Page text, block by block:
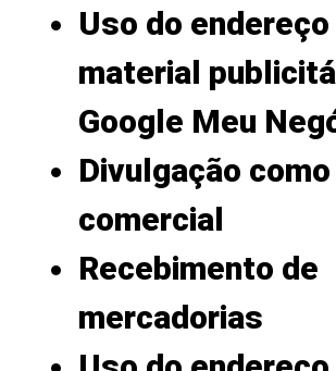
Uso do endereço
material
Google Meu
Divulgação
comercial
Recebimento de
mercadorias